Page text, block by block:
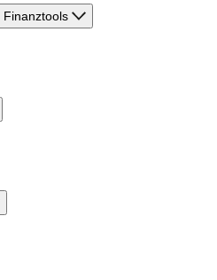
Finanztools